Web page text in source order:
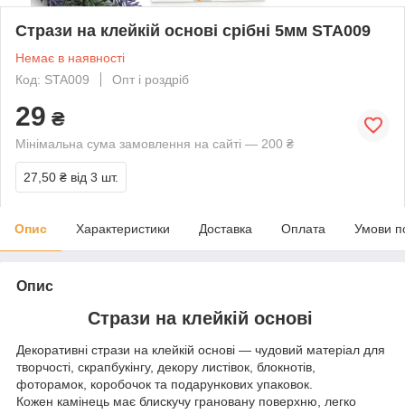
Стрази на клейкій основі срібні 5мм STA009
Немає в наявності
Код: STA009
Опт і роздріб
29 ₴
Мінімальна сума замовлення на сайті — 200 ₴
27,50 ₴ від 3 шт.
Опис Характеристики Доставка Оплата Умови
Опис
Стрази на клейкій основі
Декоративні стрази на клейкій основі — чудовий матеріал для
творчості, скрапбукінгу, декору листівок, блокнотів,
фоторамок, коробочок та подарункових упаковок.
Кожен камінець має блискучу грановану поверхню, легко